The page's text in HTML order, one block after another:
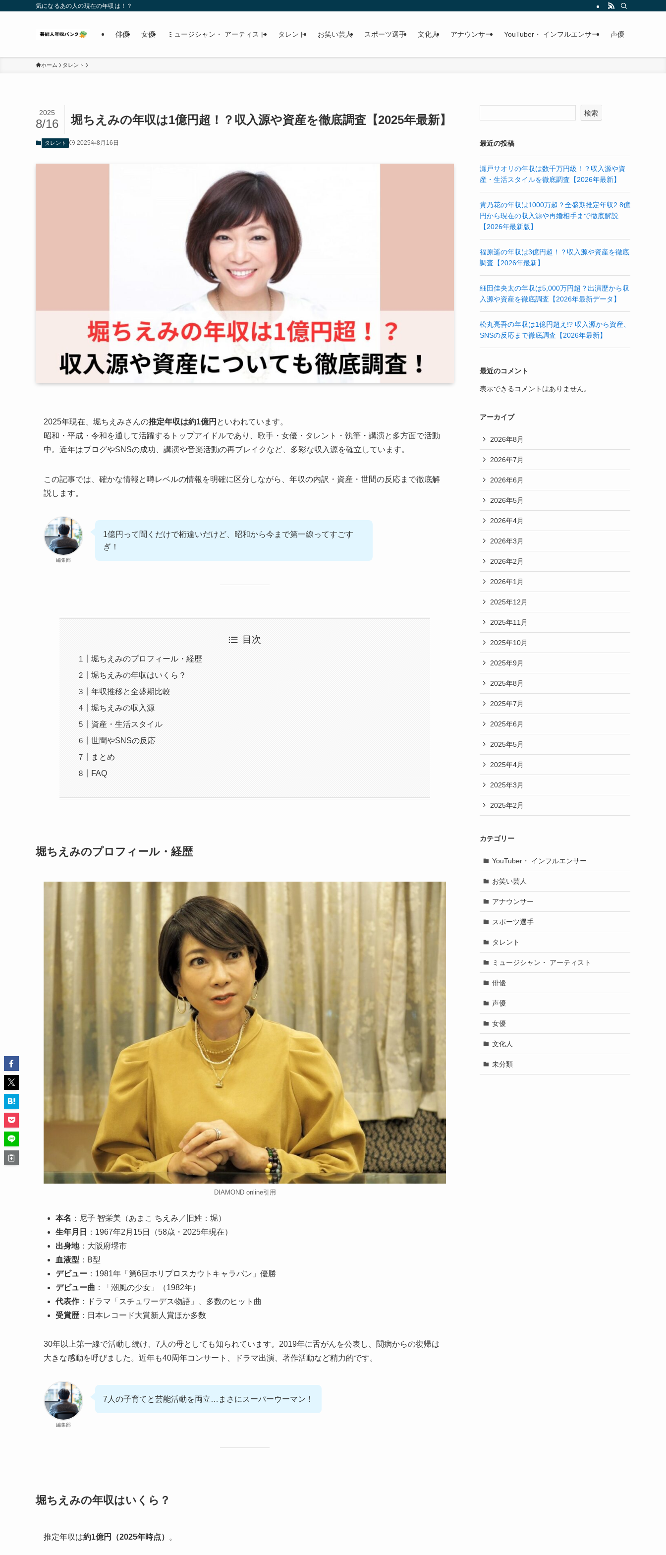
気になるあの人の現在の年収は！？
俳優 女優 ミュージシャン・ アーティスト タレント お笑い芸人 スポーツ選手 文化人 アナウンサー YouTuber・ インフルエンサー 声優
ホーム タレント
堀ちえみの年収は1億円超！？収入源や資産を徹底調査【2025年最新】
2025
8/16
タレント 2025年8月16日
2025年現在、堀ちえみさんの推定年収は約1億円 といわれています。
昭和・平成・令和を通して活躍するトップアイドルであり、歌手・女優・タレント・執筆・講演と多方面で活動
中。近年はブログやSNSの成功、講演や音楽活動の再ブレイクなど、多彩な収入源を確立しています。
この記事では、確かな情報と噂レベルの情報を明確に区分しながら、年収の内訳・資産・世間の反応まで徹底解
説します。
編集部
1億円って聞くだけで桁違いだけど、昭和から今まで第一線ってすごす
ぎ！
目次
堀ちえみのプロフィール・経歴
堀ちえみの年収はいくら？
年収推移と全盛期比較
堀ちえみの収入源
資産・生活スタイル
世間やSNSの反応
まとめ
FAQ
堀ちえみのプロフィール・経歴
DIAMOND online引用
本名 ：尼子 智栄美（あまこ ちえみ／旧姓：堀）
生年月日
：1967年2月15日（58歳・2025年現在）
出身地：大阪府堺市
血液型 ：B型
デビュー ：1981年「第6回ホリプロスカウトキャラバン」優勝
デビュー曲 ：「潮風の少女」（1982年）
代表作 ：ドラマ「スチュワーデス物語」、多数のヒット曲
受賞歴 ：日本レコード大賞新人賞ほか多数
30年以上第一線で活動し続け、7人の母としても知られています。2019年に舌がんを公表し、闘病からの復帰は
大きな感動を呼びました。近年も40周年コンサート、ドラマ出演、著作活動など精力的です。
編集部
7人の子育てと芸能活動を両立…まさにスーパーウーマン！
堀ちえみの年収はいくら？
推定年収は約1億円（2025年時点） 。
検索
最近の投稿
瀬戸サオリの年収は数千万円級！？収入源や資
産・生活スタイルを徹底調査【2026年最新】
貴乃花の年収は1000万超？全盛期推定年収2.8億
円から現在の収入源や再婚相手まで徹底解説
【2026年最新版】
福原遥の年収は3億円超！？収入源や資産を徹底
調査【2026年最新】
細田佳央太の年収は5,000万円超？出演歴から収
入源や資産を徹底調査【2026年最新データ】
松丸亮吾の年収は1億円超え!? 収入源から資産、
SNSの反応まで徹底調査【2026年最新】
最近のコメント
表示できるコメントはありません。
アーカイブ
2026年8月
2026年7月
2026年6月
2026年5月
2026年4月
2026年3月
2026年2月
2026年1月
2025年12月
2025年11月
2025年10月
2025年9月
2025年8月
2025年7月
2025年6月
2025年5月
2025年4月
2025年3月
2025年2月
カテゴリー
YouTuber・ インフルエンサー
お笑い芸人
アナウンサー
スポーツ選手
タレント
ミュージシャン・ アーティスト
俳優
声優
女優
文化人
未分類